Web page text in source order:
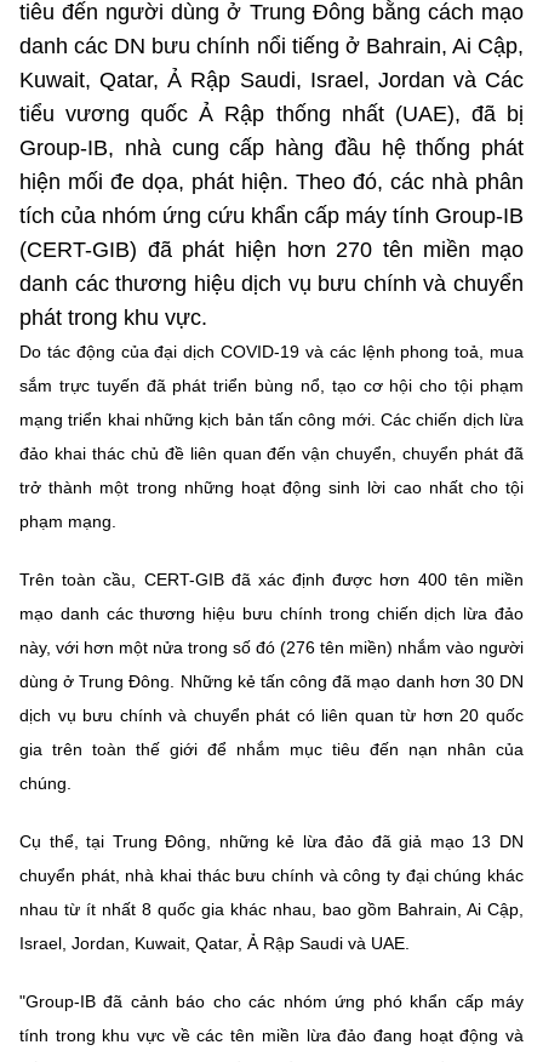
Chọn ngôn ngữ
English
BỘ KHOA HỌC VÀ CÔNG NGHỆ
MINISTRY OF SCIENCE AND TECHNOLOGY
Điều khoản sử dụng Theo dõi MST: Góp ý
Cơ quan chủ quản: Bộ Khoa học và Công nghệ (MST)
Chịu trách nhiệm nội dung: Nguyễn Thị Hải Hằng
Giám đốc Trung tâm Truyền thông Khoa học và Công nghệ.
Liên hệ
Email:stc@mst.gov.vn
©2026 Bản quyền thuộc Bộ Khoa Học và Công Nghệ
website này)
tiêu đến người dùng ở Trung Đông bằng cách mạo
danh các DN bưu chính nổi tiếng ở Bahrain, Ai Cập,
Kuwait, Qatar, Ả Rập Saudi, Israel, Jordan và Các
tiểu vương quốc Ả Rập thống nhất (UAE), đã bị
Group-IB, nhà cung cấp hàng đầu hệ thống phát
hiện mối đe dọa, phát hiện. Theo đó, các nhà phân
tích của nhóm ứng cứu khẩn cấp máy tính Group-IB
(CERT-GIB) đã phát hiện hơn 270 tên miền mạo
danh các thương hiệu dịch vụ bưu chính và chuyển
phát trong khu vực.
Do tác động của đại dịch COVID-19 và các lệnh phong toả, mua
sắm trực tuyến đã phát triển bùng nổ, tạo cơ hội cho tội phạm
mạng triển khai những kịch bản tấn công mới. Các chiến dịch lừa
đảo khai thác chủ đề liên quan đến vận chuyển, chuyển phát đã
trở thành một trong những hoạt động sinh lời cao nhất cho tội
phạm mạng.
Trên toàn cầu, CERT-GIB đã xác định được hơn 400 tên miền
mạo danh các thương hiệu bưu chính trong chiến dịch lừa đảo
này, với hơn một nửa trong số đó (276 tên miền) nhắm vào người
dùng ở Trung Đông. Những kẻ tấn công đã mạo danh hơn 30 DN
dịch vụ bưu chính và chuyển phát có liên quan từ hơn 20 quốc
gia trên toàn thế giới để nhắm mục tiêu đến nạn nhân của
chúng.
Cụ thể, tại Trung Đông, những kẻ lừa đảo đã giả mạo 13 DN
chuyển phát, nhà khai thác bưu chính và công ty đại chúng khác
nhau từ ít nhất 8 quốc gia khác nhau, bao gồm Bahrain, Ai Cập,
Israel, Jordan, Kuwait, Qatar, Ả Rập Saudi và UAE.
"Group-IB đã cảnh báo cho các nhóm ứng phó khẩn cấp máy
tính trong khu vực về các tên miền lừa đảo đang hoạt động và